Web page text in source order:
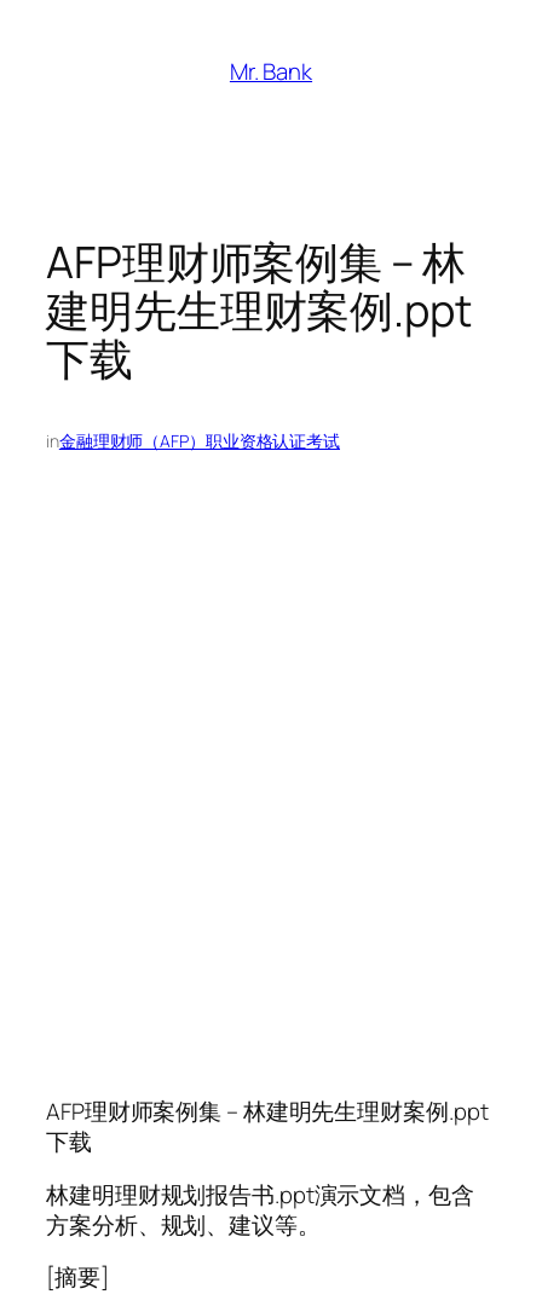
Mr. Bank
AFP理财师案例集 – 林
建明先生理财案例.ppt
下载
in金融理财师（AFP）职业资格认证考试
AFP理财师案例集 – 林建明先生理财案例.ppt
下载
林建明理财规划报告书.ppt演示文档，包含
方案分析、规划、建议等。
[摘要]